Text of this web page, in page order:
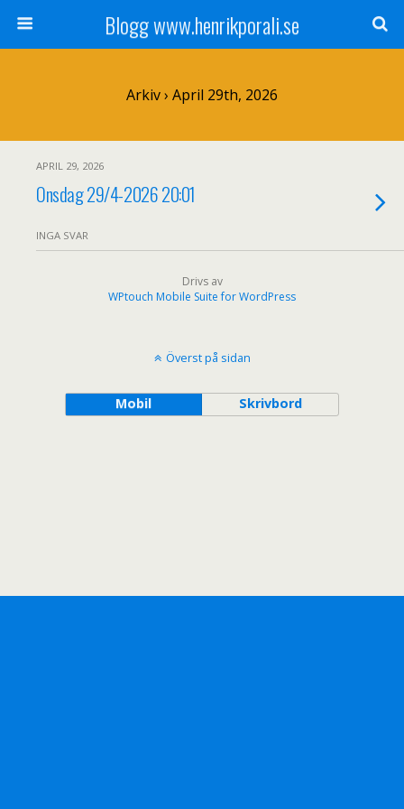
Blogg www.henrikporali.se
Arkiv › April 29th, 2026
APRIL 29, 2026
Onsdag 29/4-2026 20:01
INGA SVAR
Drivs av
WPtouch Mobile Suite for WordPress
Överst på sidan
Mobil Skrivbord